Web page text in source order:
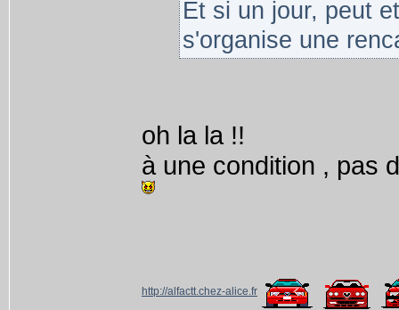
Et si un jour, peut
s'organise une
oh la la !!
à une condition , pas
http://alfactt.chez-alice.fr